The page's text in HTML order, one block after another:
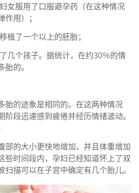
女服用了口服避孕药（在这种情况
用）；
植了一个以上的胚胎；
几个孩子。据统计，在约30％的情
胎的。
胎的迹象是相同的。在这两种情况
阶段迅速感到疲倦并经历情绪波动。
部的大小更快地增加，并且体重增加
些时间段内，孕妇已经知道怀上了双
扫描可以在子宫中确定有几个胎儿。